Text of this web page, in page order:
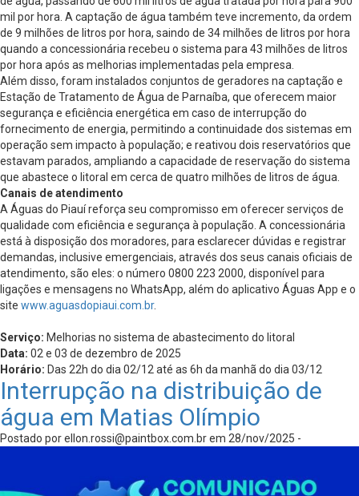
mil por hora. A captação de água também teve incremento, da ordem
de 9 milhões de litros por hora, saindo de 34 milhões de litros por hora
quando a concessionária recebeu o sistema para 43 milhões de litros
por hora após as melhorias implementadas pela empresa.
Além disso, foram instalados conjuntos de geradores na captação e
Estação de Tratamento de Água de Parnaíba, que oferecem maior
segurança e eficiência energética em caso de interrupção do
fornecimento de energia, permitindo a continuidade dos sistemas em
operação sem impacto à população; e reativou dois reservatórios que
estavam parados, ampliando a capacidade de reservação do sistema
que abastece o litoral em cerca de quatro milhões de litros de água.
Canais de atendimento
A Águas do Piauí reforça seu compromisso em oferecer serviços de
qualidade com eficiência e segurança à população. A concessionária
está à disposição dos moradores, para esclarecer dúvidas e registrar
demandas, inclusive emergenciais, através dos seus canais oficiais de
atendimento, são eles: o número 0800 223 2000, disponível para
ligações e mensagens no WhatsApp, além do aplicativo Águas App e o
site www.aguasdopiaui.com.br.
Serviço: Melhorias no sistema de abastecimento do litoral
Data: 02 e 03 de dezembro de 2025
Horário: Das 22h do dia 02/12 até as 6h da manhã do dia 03/12
Interrupção na distribuição de
água em Matias Olímpio
Postado porellon.rossi@paintbox.com.brem 28/nov/2025 -